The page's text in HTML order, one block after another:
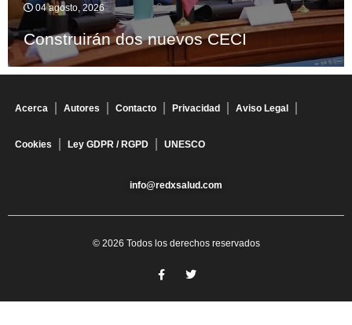
04 agosto, 2026
Construirán dos nuevos CECI
Acerca Autores Contacto Privacidad Aviso Legal
Cookies Ley GDPR / RGPD UNESCO
info@redxsalud.com
© 2026 Todos los derechos reservados